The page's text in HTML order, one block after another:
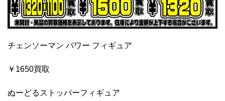
チェンソーマン パワー フィギュア
￥1650買取
ぬーどるストッパーフィギュア